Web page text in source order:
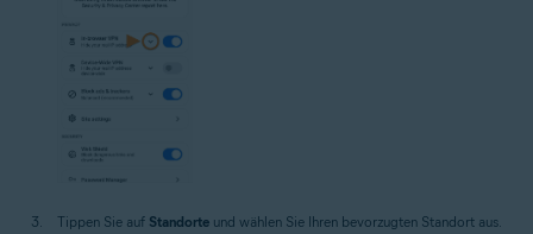
Tippen Sie auf Standorte und wählen Sie Ihren bevorzugten Standort aus.